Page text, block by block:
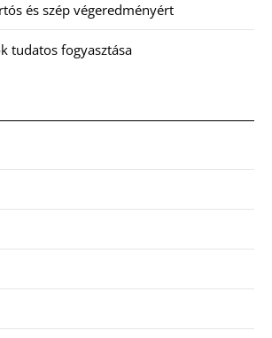
és szép végeredményért
tudatos fogyasztása